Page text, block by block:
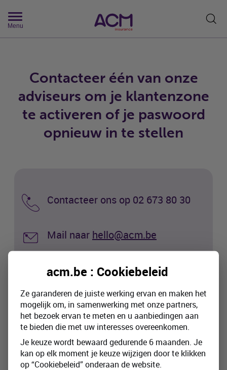
Menu
Contacteer één van onze
adviseurs om je klantenzone
te activeren of je paswoord
opnieuw in te stellen
Contacteer ons op 02 673 80 30
Mail naar hello@acm.be
13u30 tot 17u30
Heb je je verzekeringen
acm.be : Cookiebeleid
Ze garanderen de juiste werking ervan en maken het
mogelijk om, in samenwerking met onze partners,
het bezoek ervan te meten en u aanbiedingen aan
te bieden die met uw interesses overeenkomen.
Je keuze wordt bewaard gedurende 6 maanden. Je
kan op elk moment je keuze wijzigen door te klikken
op “Cookiebeleid” onderaan de website.